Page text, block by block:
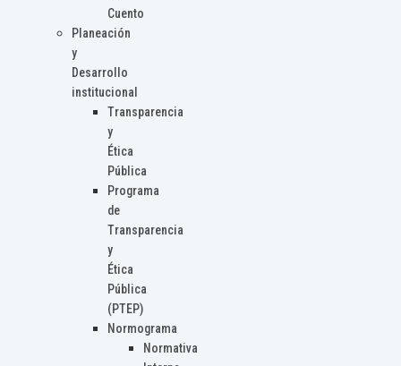
Cuento
Planeación
y
Desarrollo
institucional
Transparencia
y
Ética
Pública
Programa
de
Transparencia
y
Ética
Pública
(PTEP)
Normograma
Normativa